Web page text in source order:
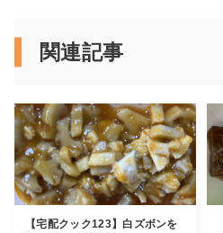
関連記事
【宅配クック123】白ズボンを